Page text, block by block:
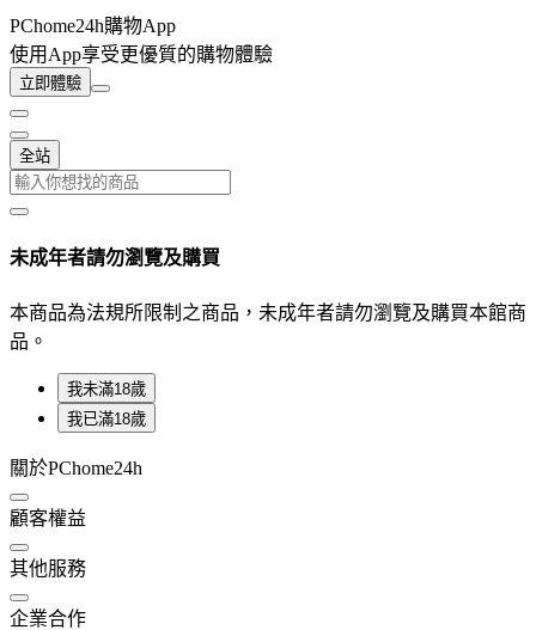
PChome24h購物App
使用App享受更優質的購物體驗
立即體驗
全站
未成年者請勿瀏覽及購買
本商品為法規所限制之商品，未成年者請勿瀏覽及購買本館商
品。
我未滿18歲
我已滿18歲
關於PChome24h
顧客權益
其他服務
企業合作